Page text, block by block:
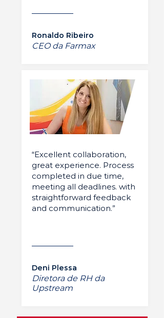
Ronaldo Ribeiro
CEO da Farmax
“Excellent collaboration,
great experience. Process
completed in due time,
meeting all deadlines. with
straightforward feedback
and communication.”
Deni Plessa
Diretora de RH da
Upstream